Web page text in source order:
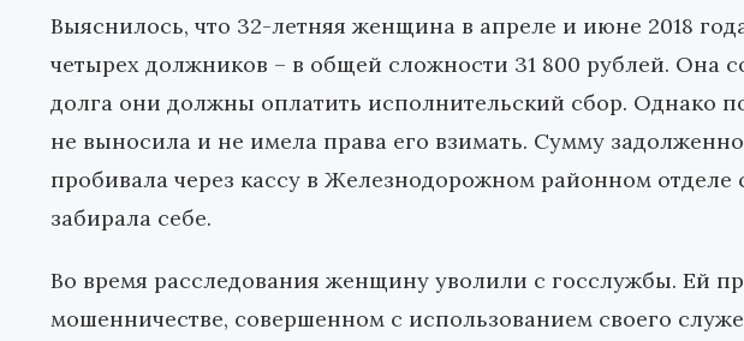
Выяснилось, что 32-летняя женщина в апреле и июне 2018
четырех должников – в общей сложности 31 800 рублей. Она
долга они должны оплатить исполнительский сбор. Однако
не выносила и не имела права его взимать. Сумму
пробивала через кассу в Железнодорожном районном отделе
забирала себе.
Во время расследования женщину уволили с госслужбы. Ей
мошенничестве, совершенном с использованием своего